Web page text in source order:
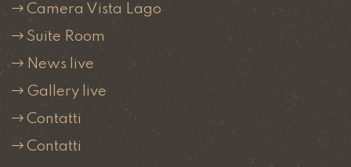
Camera Vista Lago
Suite Room
News live
Gallery live
Contatti
Contatti